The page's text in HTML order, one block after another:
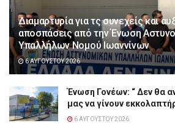
Διαμαρτυρία για τς συνεχείς και
αποσπάσεις από την Ένωση
Υπαλλήλων Νομού Ιωαννίνων
6 ΑΥΓΟΎΣΤΟΥ 2026
Ένωση Γονέων: “ Δεν θα
μας να γίνουν
6 ΑΥΓΟΎΣΤΟΥ 2026